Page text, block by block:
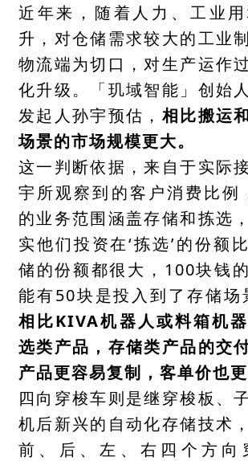
近年来，随着人力、工业
升，对仓储需求较大的工业
物流端为切口，对生产运作
化升级。「玑域智能」创始
发起人孙宇预估， 相比搬运
场景的市场规模更大。
这一判断依据，来自于实际
宇所观察到的客户消费比例
的业务范围涵盖存储和拣选
实他们投资在‘拣选’的份额
储的份额都很大，100块钱
能有50块是投入到了存储场
相比KIVA机器人或料箱机
选类产品，存储类产品的交
产品更容易复制，客单价也更
四向穿梭车则是继穿梭板、
机后新兴的自动化存储技术
前、后、左、右四个方向